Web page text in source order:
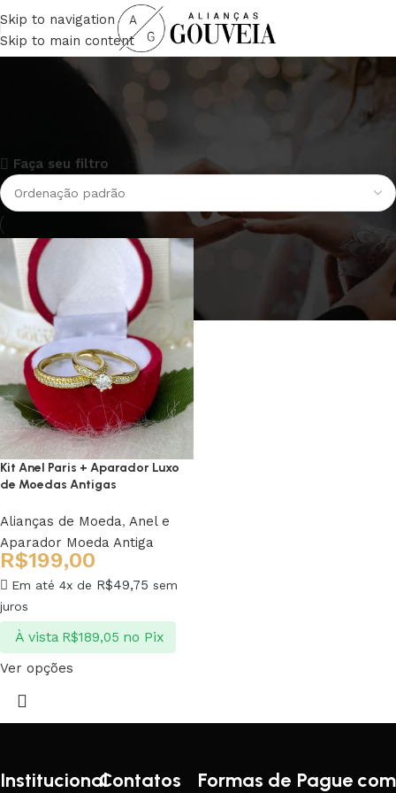
Skip to navigation
Skip to main content
anel solitario moeda antiga
Faça seu filtro
Kit Anel Paris + Aparador Luxo
de Moedas Antigas
Alianças de Moeda, Anel e
Aparador Moeda Antiga
R$199,00
Em até 4x de R$49,75 sem
juros
À vista R$189,05 no Pix
Ver opções
InstitucionalContatos
Formas de Pague com